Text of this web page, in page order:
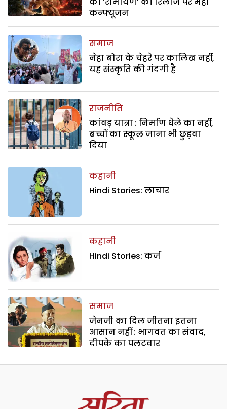
कन्फ्यूजन
समाज
नेहा बोरा के चेहरे पर कालिख नहीं,
यह संस्कृति की गंदगी है
राजनीति
कांवड़ यात्रा : निर्माण धेले का नहीं,
बच्चों का स्कूल जाना भी छुड़वा
दिया
कहानी
Hindi Stories: लाचार
कहानी
Hindi Stories: कर्ज
समाज
जेनजी का दिल जीतना इतना
आसान नहीं : भागवत का संवाद,
दीपके का पलटवार